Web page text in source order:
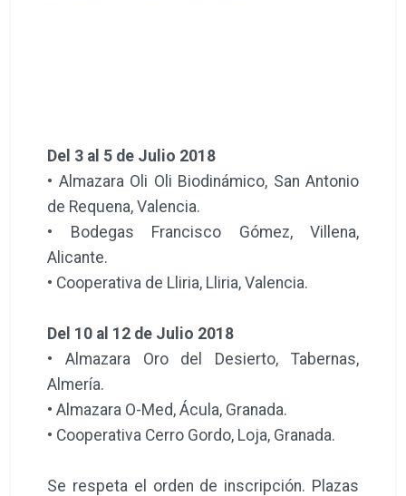
Del 3 al 5 de Julio 2018
• Almazara Oli Oli Biodinámico, San Antonio
de Requena, Valencia.
• Bodegas Francisco Gómez, Villena,
Alicante.
• Cooperativa de Lliria, Lliria, Valencia.
Del 10 al 12 de Julio 2018
• Almazara Oro del Desierto, Tabernas,
Almería.
• Almazara O-Med, Ácula, Granada.
• Cooperativa Cerro Gordo, Loja, Granada.
Se respeta el orden de inscripción. Plazas